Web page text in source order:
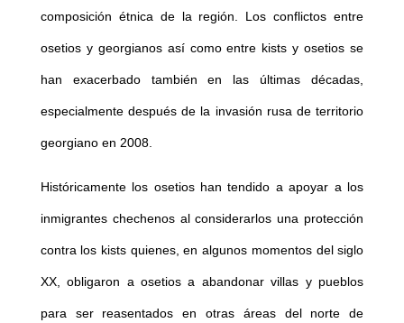
composición étnica de la región. Los conflictos entre
osetios y georgianos así como entre kists y osetios se
han exacerbado también en las últimas décadas,
especialmente después de la invasión rusa de territorio
georgiano en 2008.
Históricamente los osetios han tendido a apoyar a los
inmigrantes chechenos al considerarlos una protección
contra los kists quienes, en algunos momentos del siglo
XX, obligaron a osetios a abandonar villas y pueblos
para ser reasentados en otras áreas del norte de